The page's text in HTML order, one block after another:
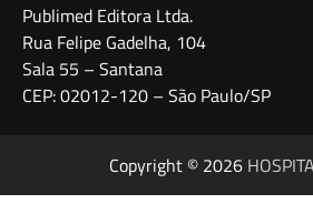
Publimed Editora Ltda.
Rua Felipe Gadelha, 104
Sala 55 – Santana
CEP: 02012-120 – São Paulo/SP
Copyright © 2026